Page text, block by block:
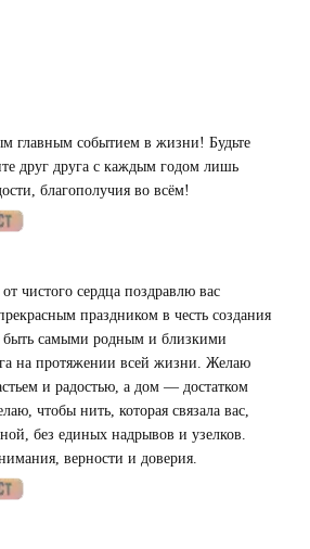
главным событием в жизни! Будьте
друг друга с каждым годом лишь
благополучия во всём!
чистого сердца поздравлю вас
праздником в честь создания
самыми родным и близкими
на протяжении всей жизни. Желаю
и радостью, а дом — достатком
чтобы нить, которая связала вас,
без единых надрывов и узелков.
верности и доверия.